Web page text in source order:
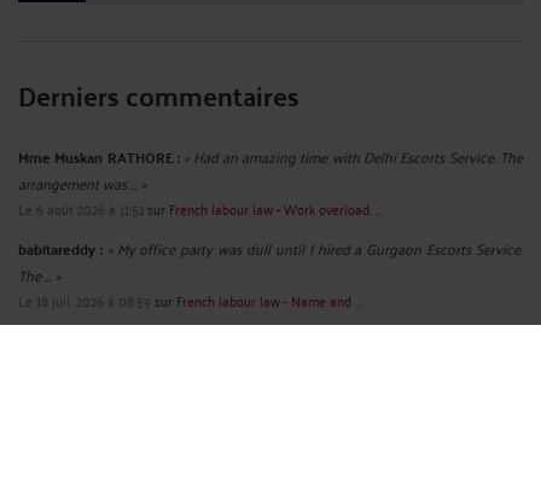
Derniers commentaires
Mme Muskan RATHORE :« Had an amazing time with Delhi Escorts Service. The
arrangement was ... »
Le 6 août 2026 à 11:51 sur French labour law - Work overload: ...
babitareddy : « My office party was dull until I hired a Gurgaon Escorts Service.
The ... »
Le 18 juil. 2026 à 08:59 sur French labour law - Name and ...